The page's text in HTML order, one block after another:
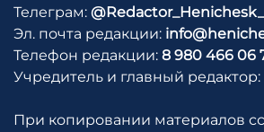
Телеграм:
Эл. почта редакции:
Телефон редакции: 8 980 466 06
Учредитель и главный
При копировании материалов